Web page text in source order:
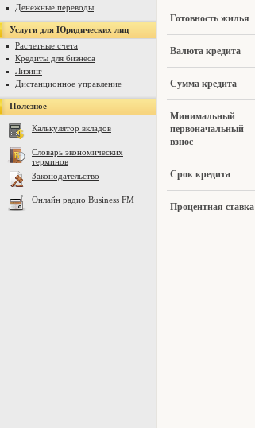
Денежные переводы
Услуги для Юридических лиц
Расчетные счета
Кредиты для бизнеса
Лизинг
Дистанционное управление
Полезное
Калькулятор вкладов
Словарь экономических
терминов
Законодательство
Онлайн радио Business FM
Готовность жилья
Валюта кредита
Сумма кредита
Минимальный
первоначальный
взнос
Срок кредита
Процентная ставка